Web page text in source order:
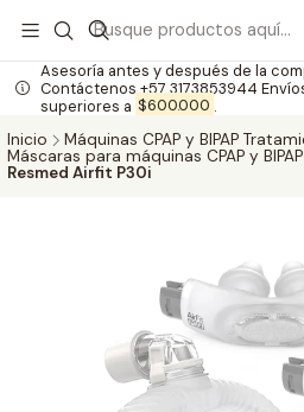
Asesoría antes y después de la
Contáctenos +57 3173853944
superiores a $600.000 .
Inicio
Máquinas CPAP y BIPAP
Máscaras para máquinas CPAP y BIPAP
Resmed Airfit P30i